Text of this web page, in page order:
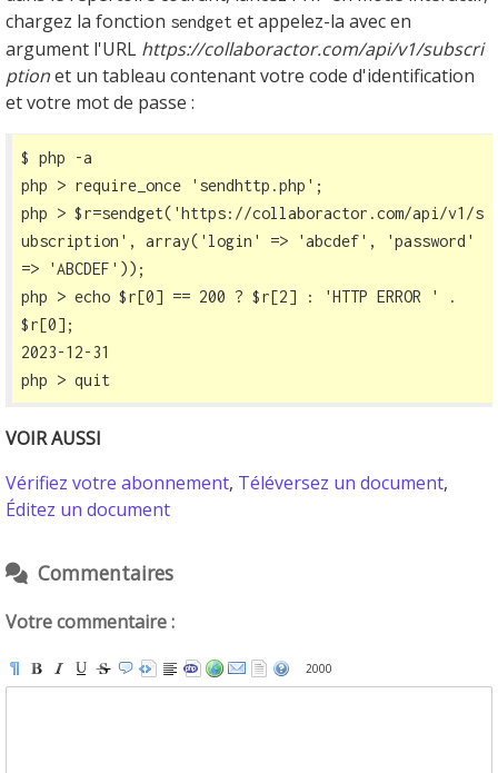
chargez la fonction sendget et appelez-la avec en
argument l'URL https://collaboractor.com/api/v1/subscri
ptionet un tableau contenant votre code d'identification
et votre mot de passe :
$ php -a
php > require_once 'sendhttp.php';
php > $r=sendget( 'https://collaboractor.com/api/v1/s
ubscription' , array('login' => 'abcdef', 'password'
=> 'ABCDEF'));
php > echo $r[0] == 200 ? $r[2] : 'HTTP ERROR ' .
$r[0];
2023-12-31
php > quit
VOIR AUSSI
Vérifiez votre abonnement, Téléversez un document,
Éditez un document
Commentaires
Votre commentaire :
2000